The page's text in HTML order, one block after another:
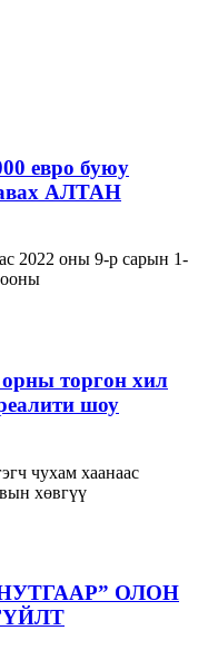
евро буюу
авах АЛТАН
2022 оны 9-р сарын 1-
торгон хил
шоу
чухам хаанаас
хөвгүү
ОЛОН